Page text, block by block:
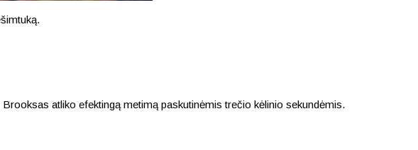
atliko efektingą metimą paskutinėmis trečio kėlinio sekundėmis.